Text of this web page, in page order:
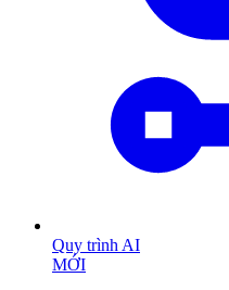
Quy trình AI
MỚI